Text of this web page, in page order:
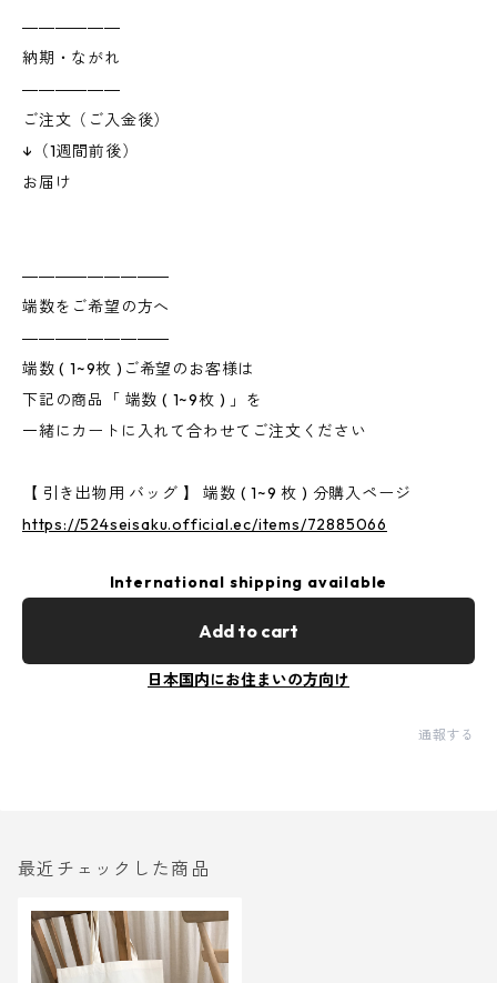
――――――
納期・ながれ
――――――
ご注文（ご入金後）
↓（1週間前後）
お届け
―――――――――
端数をご希望の方へ
―――――――――
端数 ( 1~9枚 )ご希望のお客様は
下記の商品「 端数 ( 1~9枚 ) 」を
一緒にカートに入れて合わせてご注文ください
【 引き出物用 バッグ 】 端数 ( 1~9 枚 ) 分購入ページ
https://524seisaku.official.ec/items/72885066
International shipping available
Add to cart
日本国内にお住まいの方向け
通報する
最近チェックした商品